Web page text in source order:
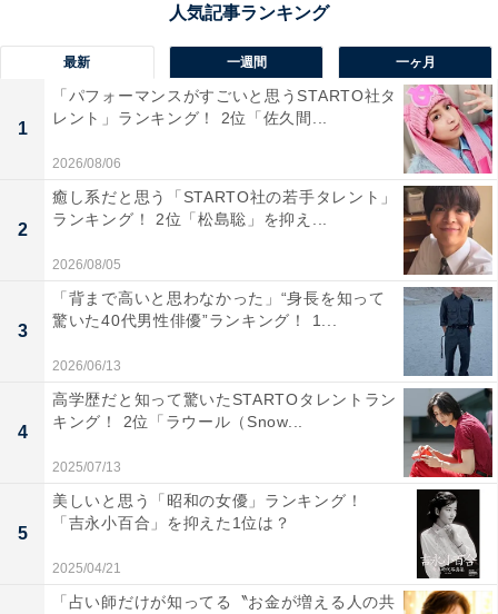
け流しの温泉が楽しめる秘湯の1つ。豊かな自然に囲ま
れた静かな温泉地で、温泉街全体が全国で初めて「源泉
100％かけ流し宣言」をしていることも有名です。
回答者からは「自然の中でのんびり湯に浸かれるのが魅
力。ソロ旅で長めに滞在するのもおすすめ」（60代男性
／香川県）、「村の温泉施設すべてがお湯の循環、再利
用を一切せず、沸かさず、塩素消毒をせず、薄めず、ほ
んまもんの温泉をこんこんとかけ流している温泉地で、
静かで1人旅にも良いからです」（60代男性／愛知
県）、「奈良ではめずらしい源泉100％かけ流し温泉」
（40代男性／東京都）といった声が集まりました。
※回答者からのコメントは原文ママです
最新 一週間 一ヶ月
1
「パフォーマンスがすごいと思うSTARTO社タ
レント」ランキング！ 2位「佐久間...
2026/08/06
2
癒し系だと思う「STARTO社の若手タレント」
ランキング！ 2位「松島聡」を抑え...
2026/08/05
3
「背まで高いと思わなかった」“身長を知って
驚いた40代男性俳優”ランキング！ 1...
2026/06/13
4
高学歴だと知って驚いたSTARTOタレントラン
キング！ 2位「ラウール（Snow...
2025/07/13
5
美しいと思う「昭和の女優」ランキング！
「吉永小百合」を抑えた1位は？
2025/04/21
「占い師だけが知ってる〝お金が増える人の共